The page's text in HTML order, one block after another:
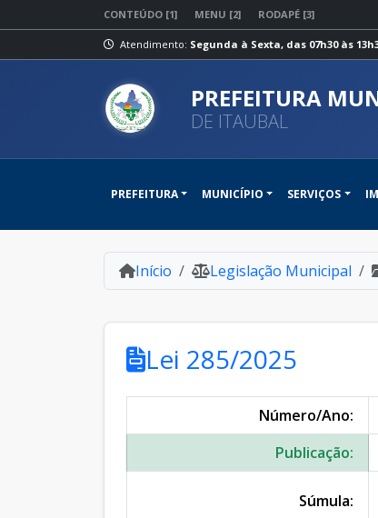
CONTEÚDO [1] MENU [2] RODAPÉ [3]
Atendimento: Segunda à Sexta, das 07h30 às
PREFEITURA
DE ITAUBAL
PREFEITURA MUNICÍPIO SERVIÇOS
Início Legislação Municipal
Lei 285/2025
Número/Ano:
Publicação:
Súmula: